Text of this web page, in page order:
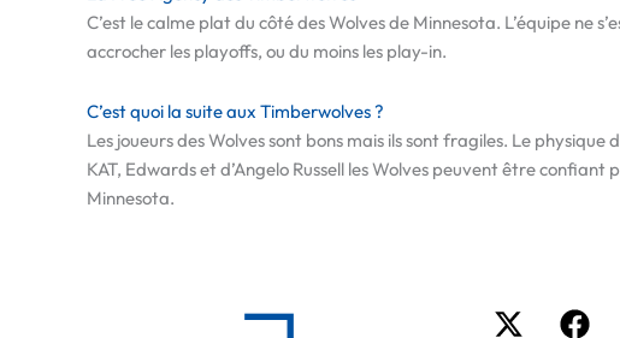
C’est le calme plat du côté des Wolves de Minnesota. L’équipe ne
accrocher les playoffs, ou du moins les play-in.
C’est quoi la suite aux Timberwolves ?
Les joueurs des Wolves sont bons mais ils sont fragiles. Le
KAT, Edwards et d’Angelo Russell les Wolves peuvent être
Minnesota.
X-